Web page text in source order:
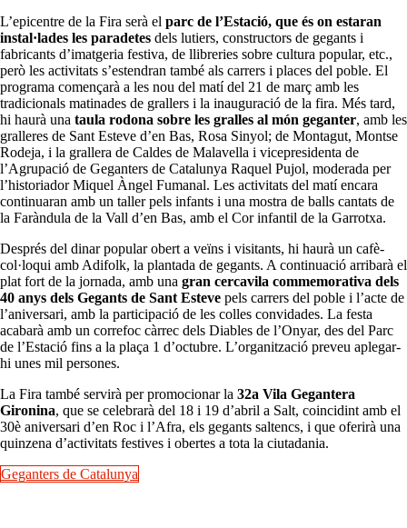
L’epicentre de la Fira serà el parc de l’Estació, que és on estaran
instal·lades les paradetes dels lutiers, constructors de gegants i
fabricants d’imatgeria festiva, de llibreries sobre cultura popular, etc.,
però les activitats s’estendran també als carrers i places del poble. El
programa començarà a les nou del matí del 21 de març amb les
tradicionals matinades de grallers i la inauguració de la fira. Més tard,
hi haurà una taula rodona sobre les gralles al món geganter, amb les
gralleres de Sant Esteve d’en Bas, Rosa Sinyol; de Montagut, Montse
Rodeja, i la grallera de Caldes de Malavella i vicepresidenta de
l’Agrupació de Geganters de Catalunya Raquel Pujol, moderada per
l’historiador Miquel Àngel Fumanal. Les activitats del matí encara
continuaran amb un taller pels infants i una mostra de balls cantats de
la Faràndula de la Vall d’en Bas, amb el Cor infantil de la Garrotxa.
Després del dinar popular obert a veïns i visitants, hi haurà un cafè-
col·loqui amb Adifolk, la plantada de gegants. A continuació arribarà el
plat fort de la jornada, amb una gran cercavila commemorativa dels
40 anys dels Gegants de Sant Esteve pels carrers del poble i l’acte de
l’aniversari, amb la participació de les colles convidades. La festa
acabarà amb un correfoc càrrec dels Diables de l’Onyar, des del Parc
de l’Estació fins a la plaça 1 d’octubre. L’organització preveu aplegar-
hi unes mil persones.
La Fira també servirà per promocionar la 32a Vila Gegantera
Gironina, que se celebrarà del 18 i 19 d’abril a Salt, coincidint amb el
30è aniversari d’en Roc i l’Afra, els gegants saltencs, i que oferirà una
quinzena d’activitats festives i obertes a tota la ciutadania.
Geganters de Catalunya